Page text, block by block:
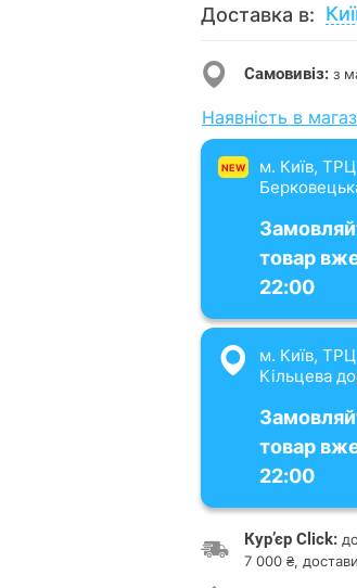
Доставка в:
Самовивіз: з
Наявність в
NEW
м. Київ,
товар
22:00
м. Київ,
Кільцева
товар
22:00
Кур’єр Click:
7 000 ₴,